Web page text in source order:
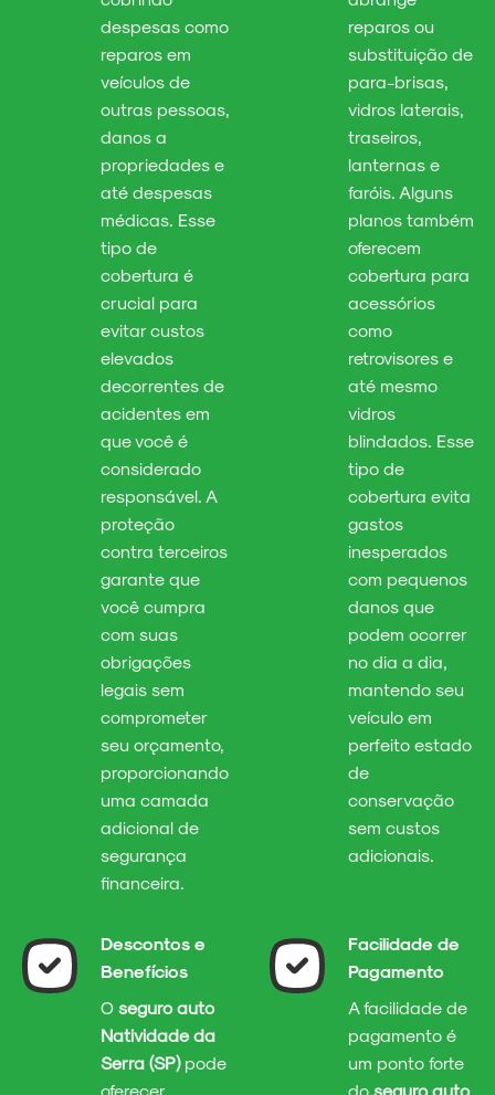
despesas como
reparos em
veículos de
outras pessoas,
danos a
propriedades e
até despesas
médicas. Esse
tipo de
cobertura é
crucial para
evitar custos
elevados
decorrentes de
acidentes em
que você é
considerado
responsável. A
proteção
contra terceiros
garante que
você cumpra
com suas
obrigações
legais sem
comprometer
seu orçamento,
proporcionando
uma camada
adicional de
segurança
financeira.
reparos ou
substituição de
para-brisas,
vidros laterais,
traseiros,
lanternas e
faróis. Alguns
planos também
oferecem
cobertura para
acessórios
como
retrovisores e
até mesmo
vidros
blindados. Esse
tipo de
cobertura evita
gastos
inesperados
com pequenos
danos que
podem ocorrer
no dia a dia,
mantendo seu
veículo em
perfeito estado
de
conservação
sem custos
adicionais.
Descontos e
Benefícios
O seguro auto
Natividade da
Serra (SP)pode
oferecer
Facilidade de
Pagamento
A facilidade de
pagamento é
um ponto forte
do seguro auto